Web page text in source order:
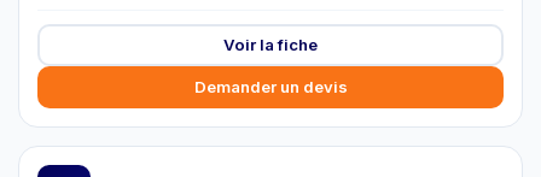
Voir la fiche
Demander un devis